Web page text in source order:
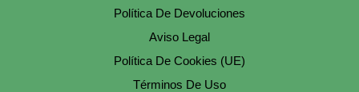
Política De Devoluciones
Aviso Legal
Política De Cookies (UE)
Términos De Uso